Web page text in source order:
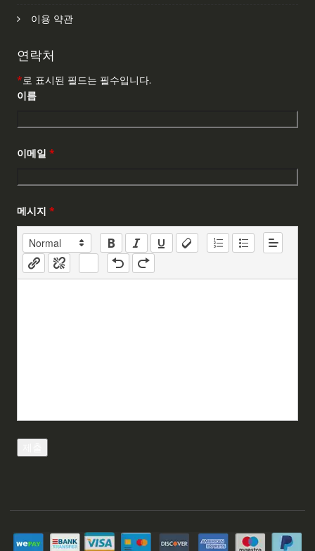
이용 약관
연락처
*로 표시된 필드는 필수입니다.
이름
이메일 *
메시지 *